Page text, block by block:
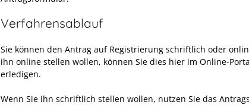
Verfahrensablauf
Sie können den Antrag auf Registrierung schriftlich oder
ihn online stellen wollen, können Sie dies hier im Online-
erledigen.
Wenn Sie ihn schriftlich stellen wollen, nutzen Sie das